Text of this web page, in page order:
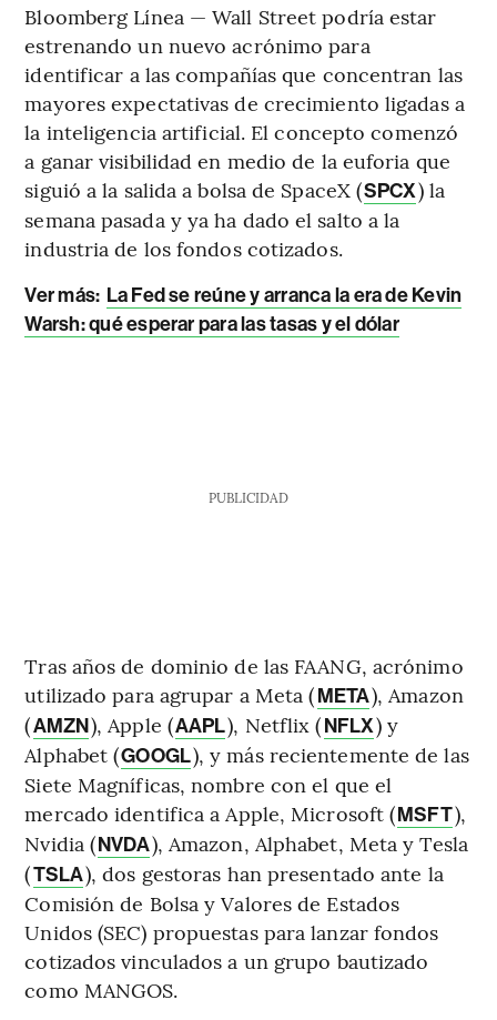
Bloomberg Línea — Wall Street podría estar
estrenando un nuevo acrónimo para
identificar a las compañías que concentran las
mayores expectativas de crecimiento ligadas a
la inteligencia artificial. El concepto comenzó
a ganar visibilidad en medio de la euforia que
siguió a la salida a bolsa de SpaceX (SPCX) la
semana pasada y ya ha dado el salto a la
industria de los fondos cotizados.
Ver más: La Fed se reúne y arranca la era de Kevin
Warsh: qué esperar para las tasas y el dólar
PUBLICIDAD
Tras años de dominio de las FAANG, acrónimo
utilizado para agrupar a Meta (META), Amazon
(AMZN), Apple (AAPL), Netflix (NFLX) y
Alphabet (GOOGL), y más recientemente de las
Siete Magníficas, nombre con el que el
mercado identifica a Apple, Microsoft (MSFT),
Nvidia (NVDA), Amazon, Alphabet, Meta y Tesla
(TSLA), dos gestoras han presentado ante la
Comisión de Bolsa y Valores de Estados
Unidos (SEC) propuestas para lanzar fondos
cotizados vinculados a un grupo bautizado
como MANGOS.